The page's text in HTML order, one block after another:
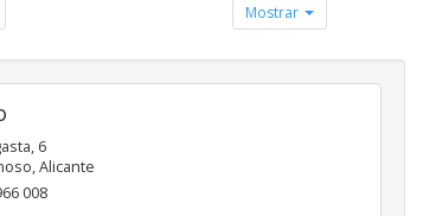
Mostrar
6
,Alicante
008